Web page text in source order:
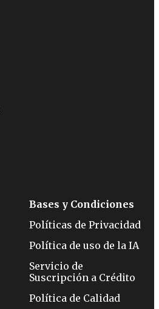
Bases y Condiciones
Políticas de Privacidad
Política de uso de la IA
Servicio de
Suscripción a Crédito
Política de Calidad